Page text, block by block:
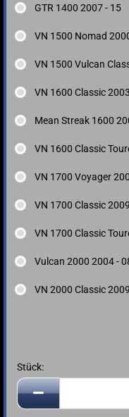
GTR 1400 2007 - 15
VN 1500 Nomad
VN 1500 Vulcan
VN 1600 Classic
Mean Streak 1600
VN 1600 Classic
VN 1700 Voyager
VN 1700 Classic
VN 1700 Classic
Vulcan 2000 2004 -
VN 2000 Classic
Stück:
Stück